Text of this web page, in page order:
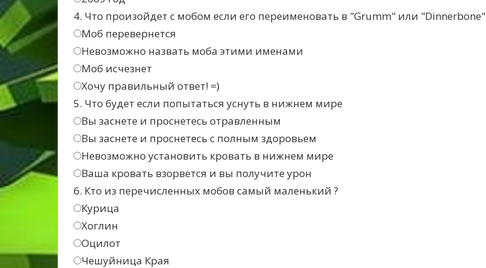
4. Что произойдет с мобом если его переименовать в "Grumm" или "Dinnerbone"
Моб перевернется
Невозможно назвать моба этими именами
Моб исчезнет
Хочу правильный ответ! =)
5. Что будет если попытаться уснуть в нижнем мире
Вы заснете и проснетесь отравленным
Вы заснете и проснетесь с полным здоровьем
Невозможно установить кровать в нижнем мире
Ваша кровать взорвется и вы получите урон
6. Кто из перечисленных мобов самый маленький ?
Курица
Хоглин
Оцилот
Чешуйница Края